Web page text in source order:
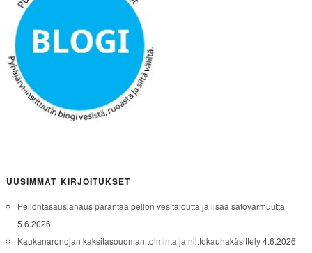
UUSIMMAT KIRJOITUKSET
Pellontasauslanaus parantaa pellon vesitaloutta ja lisää satovarmuutta
5.6.2026
Kaukanaronojan kaksitasouoman toiminta ja niittokauhakäsittely4.6.2026